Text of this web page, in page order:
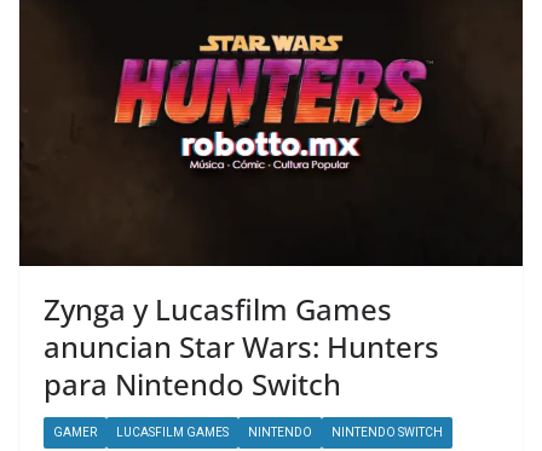
Zynga y Lucasfilm Games
anuncian Star Wars: Hunters
para Nintendo Switch
GAMER LUCASFILM GAMES NINTENDO NINTENDO SWITCH